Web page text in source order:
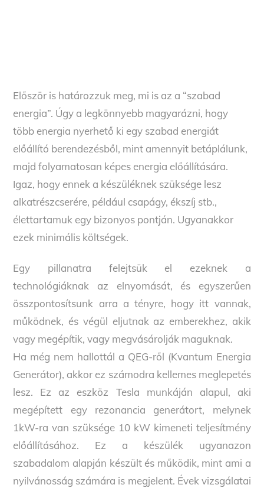
Először is határozzuk meg, mi is az a “szabad
energia”. Úgy a legkönnyebb magyarázni, hogy
több energia nyerhető ki egy szabad energiát
előállító berendezésből, mint amennyit betáplálunk,
majd folyamatosan képes energia előállítására.
Igaz, hogy ennek a készüléknek szüksége lesz
alkatrészcserére, például csapágy, ékszíj stb.,
élettartamuk egy bizonyos pontján. Ugyanakkor
ezek minimális költségek.
Egy pillanatra felejtsük el ezeknek a
technológiáknak az elnyomását, és egyszerűen
összpontosítsunk arra a tényre, hogy itt vannak,
működnek, és végül eljutnak az emberekhez, akik
vagy megépítik, vagy megvásárolják maguknak.
Ha még nem hallottál a QEG-ről (Kvantum Energia
Generátor), akkor ez számodra kellemes meglepetés
lesz. Ez az eszköz Tesla munkáján alapul, aki
megépített egy rezonancia generátort, melynek
1kW-ra van szüksége 10 kW kimeneti teljesítmény
előállításához. Ez a készülék ugyanazon
szabadalom alapján készült és működik, mint ami a
nyilvánosság számára is megjelent. Évek vizsgálatai